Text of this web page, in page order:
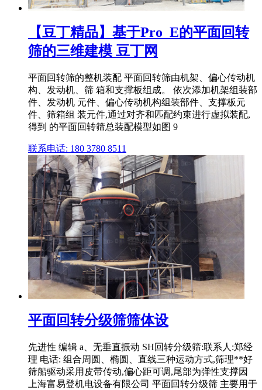
【豆丁精品】基于Pro_E的平面回转
筛的三维建模 豆丁网
平面回转筛的整机装配 平面回转筛由机架、偏心传动机
构、发动机、筛 箱和支撑板组成。 依次添加机架组装部
件、发动机 元件、偏心传动机构组装部件、支撑板元
件、筛箱组 装元件,通过对齐和匹配约束进行虚拟装配,
得到 的平面回转筛总装配模型如图 9
联系电话: 180 3780 8511
平面回转分级筛筛体设
先进性 编辑 a、无垂直振动 SH回转分级筛:联系人:郑经
理 电话: 组合周圆、椭圆、直线三种运动方式,筛理**好
筛船驱动采用皮带传动,偏心距可调,尾部为弹性支撑因
上海富易登机电设备有限公司 平面回转分级筛 主要用于